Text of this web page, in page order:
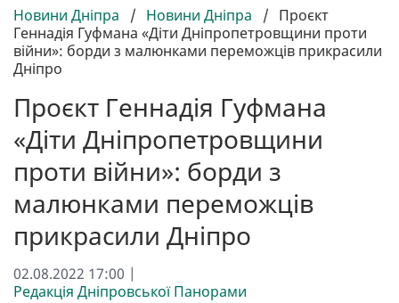
Новини Дніпра / Новини Дніпра / Проєкт
Геннадія Гуфмана «Діти Дніпропетровщини проти
війни»: борди з малюнками переможців прикрасили
Дніпро
Проєкт Геннадія Гуфмана
«Діти Дніпропетровщини
проти війни»: борди з
малюнками переможців
прикрасили Дніпро
02.08.2022 17:00 |
Редакція Дніпровської Панорами